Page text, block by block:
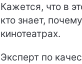
Кажется, что в
кто знает,
кинотеатрах.
Эксперт по